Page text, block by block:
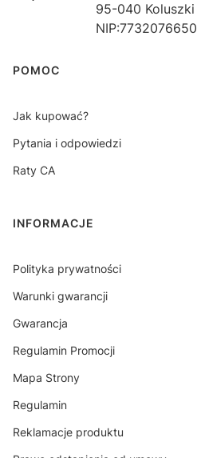
95-040 Koluszki
NIP:7732076650
Linki w stopce
POMOC
Jak kupować?
Pytania i odpowiedzi
Raty CA
INFORMACJE
Polityka prywatności
Warunki gwarancji
Gwarancja
Regulamin Promocji
Mapa Strony
Regulamin
Reklamacje produktu